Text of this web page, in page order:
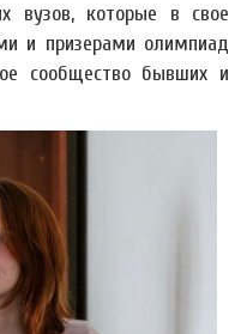
вузов, которые в свое
и призерами олимпиад
сообщество бывших и